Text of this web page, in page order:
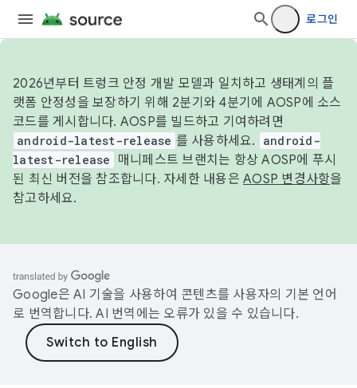
로그인
2026년부터 트렁크 안정 개발 모델과 일치하고 생태계의 플
랫폼 안정성을 보장하기 위해 2분기와 4분기에 AOSP에 소스
코드를 게시합니다. AOSP를 빌드하고 기여하려면
android-latest-release 를 사용하세요.
android-
latest-release
매니페스트 브랜치는 항상 AOSP에 푸시
된 최신 버전을 참조합니다. 자세한 내용은 AOSP 변경사항을
참고하세요.
Google은 AI 기술을 사용하여 콘텐츠를 사용자의 기본 언어
로 번역합니다. AI 번역에는 오류가 있을 수 있습니다.